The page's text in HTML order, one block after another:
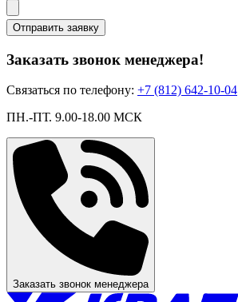
Отправить заявку
Заказать звонок менеджера!
Связаться по телефону: +7 (812) 642-10-04
ПН.-ПТ. 9.00-18.00 МСК
Заказать звонок менеджера